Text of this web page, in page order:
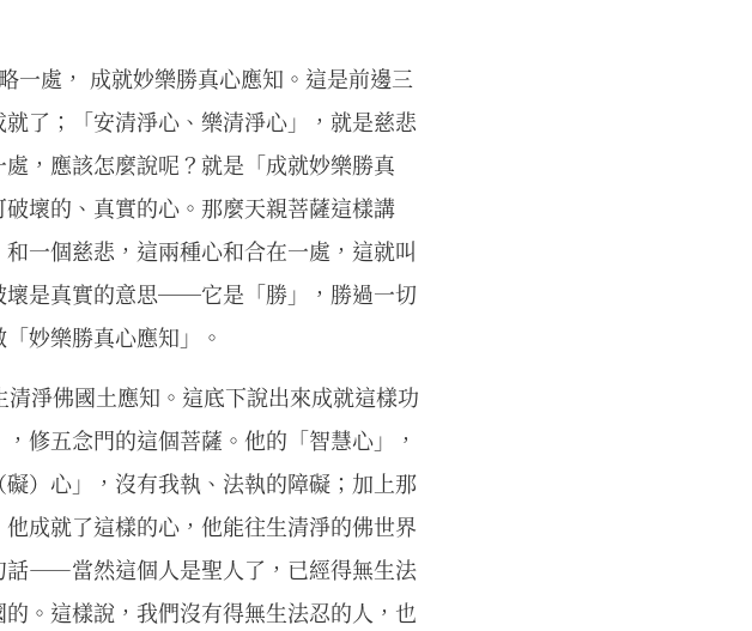
一處， 成就妙樂勝真心應知。這是前邊三
了；「安清淨心、樂清淨心」，就是慈悲
，應該怎麼說呢？就是「成就妙樂勝真
壞的、真實的心。那麼天親菩薩這樣講
一個慈悲，這兩種心和合在一處，這就叫
是真實的意思──它是「勝」，勝過一切
妙樂勝真心應知」。
淨佛國土應知。這底下說出來成就這樣功
修五念門的這個菩薩。他的「智慧心」，
）心」，沒有我執、法執的障礙；加上那
成就了這樣的心，他能往生清淨的佛世界
話——當然這個人是聖人了，已經得無生法
。這樣說，我們沒有得無生法忍的人，也